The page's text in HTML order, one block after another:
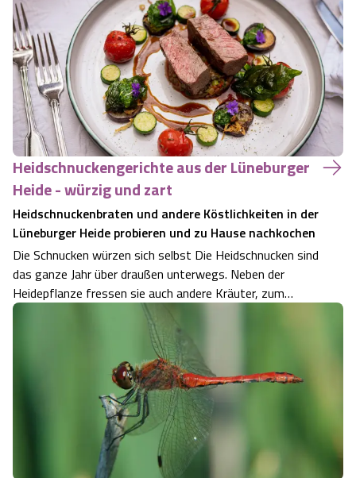
nach ihrer Krönung ihre Schauspielkarriere startete.
Heidschnuckengerichte aus der Lüneburger
Heide - würzig und zart
Heidschnuckenbraten und andere Köstlichkeiten in der
Lüneburger Heide probieren und zu Hause nachkochen
Die Schnucken würzen sich selbst Die Heidschnucken sind
das ganze Jahr über draußen unterwegs. Neben der
Heidepflanze fressen sie auch andere Kräuter, zum
Beispiel wilden Thymian oder wilden Majoran. Diese
verleihen dem Fleisch seinen einzigartigen Geschmack
nach Wildbret. "Die Schnucken würzen sic…